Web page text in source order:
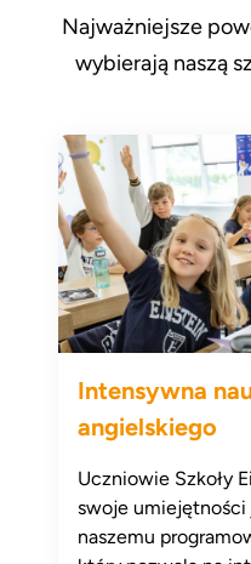
Najważniejsze
wybierają naszą
Intensywna
angielskiego
Uczniowie Szkoły
swoje
naszemu